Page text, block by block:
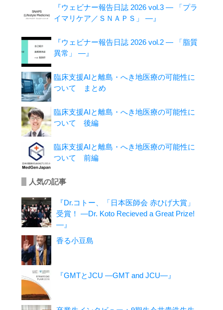
『ウェビナー報告日誌 2026 vol.3 ― 「プラ
イマリケア／ＳＮＡＰＳ」 ―』
『ウェビナー報告日誌 2026 vol.2 ― 「脂質
異常」 ―』
臨床支援AIと離島・へき地医療の可能性に
ついて まとめ
臨床支援AIと離島・へき地医療の可能性に
ついて 後編
臨床支援AIと離島・へき地医療の可能性に
ついて 前編
人気の記事
『Dr.コトー、「日本医師会 赤ひげ大賞」
受賞！ ―Dr. Koto Recieved a Great Prize!
―』
香る小豆島
『GMTとJCU ―GMT and JCU―』